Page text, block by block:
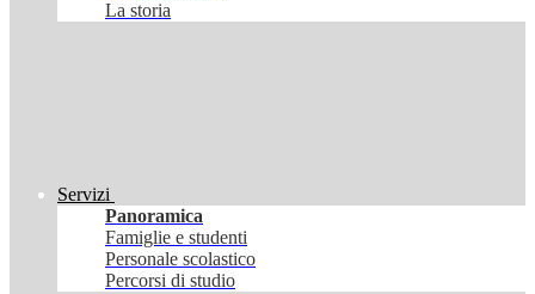
La storia
Servizi
Panoramica
Famiglie e studenti
Personale scolastico
Percorsi di studio